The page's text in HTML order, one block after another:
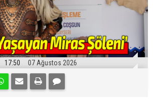
17:50 07 Ağustos 2026